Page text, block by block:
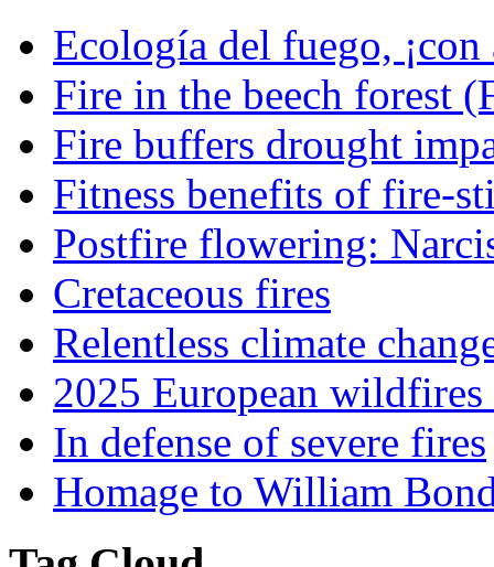
Ecología del fuego, ¡con
Fire in the beech forest
Fire buffers drought
Fitness benefits of fire-
Postfire flowering:
Cretaceous fires
Relentless climate
2025 European
In defense of severe fires
Homage to William